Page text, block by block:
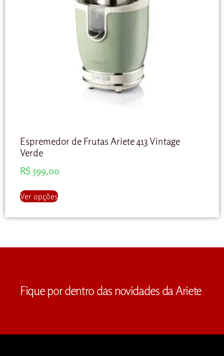
Espremedor de Frutas Ariete 413 Vintage
Verde
R$599,00
Ver opções
Fique por dentro das novidades da Ariete